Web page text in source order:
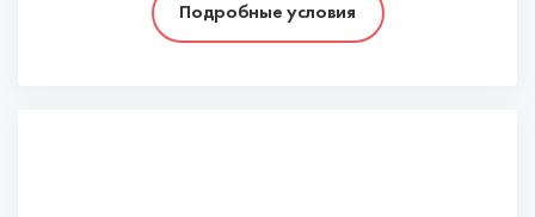
Подробные условия